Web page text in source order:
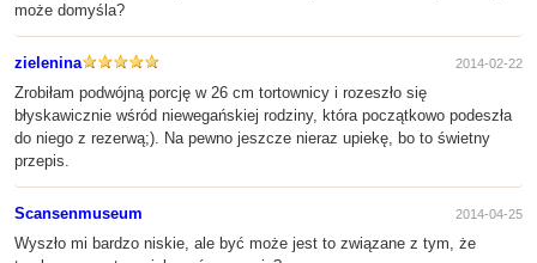
może domyśla?
zielenina 2014-02-22
Zrobiłam podwójną porcję w 26 cm tortownicy i rozeszło się
błyskawicznie wśród niewegańskiej rodziny, która początkowo podeszła
do niego z rezerwą;). Na pewno jeszcze nieraz upiekę, bo to świetny
przepis.
Scansenmuseum 2014-04-25
Wyszło mi bardzo niskie, ale być może jest to związane z tym, że